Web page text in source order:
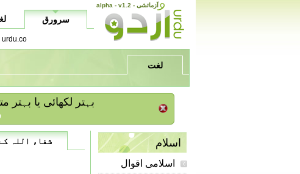
alpha - v1.2 - آزمائشی
سرورق
urdu.co پر خوش آمدید
لغت
/ بہتر لکھائی یا
اسلام
اسلامی اقوال
شفاء اللہ